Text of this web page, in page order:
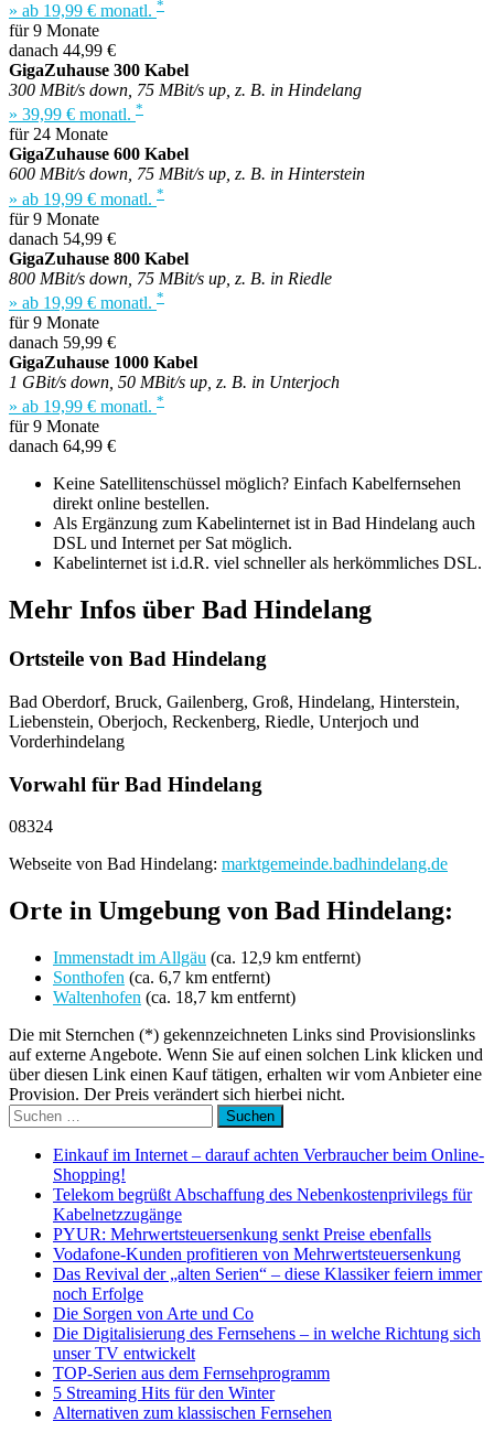
» ab 19,99 € monatl. *
für 9 Monate
danach 44,99 €
GigaZuhause 300 Kabel
300 MBit/s down, 75 MBit/s up, z. B. in Hindelang
» 39,99 € monatl. *
für 24 Monate
GigaZuhause 600 Kabel
600 MBit/s down, 75 MBit/s up, z. B. in Hinterstein
» ab 19,99 € monatl. *
für 9 Monate
danach 54,99 €
GigaZuhause 800 Kabel
800 MBit/s down, 75 MBit/s up, z. B. in Riedle
» ab 19,99 € monatl. *
für 9 Monate
danach 59,99 €
GigaZuhause 1000 Kabel
1 GBit/s down, 50 MBit/s up, z. B. in Unterjoch
» ab 19,99 € monatl. *
für 9 Monate
danach 64,99 €
Keine Satellitenschüssel möglich? Einfach Kabelfernsehen
direkt online bestellen.
Als Ergänzung zum Kabelinternet ist in Bad Hindelang auch
DSL und Internet per Sat möglich.
Kabelinternet ist i.d.R. viel schneller als herkömmliches DSL.
Mehr Infos über Bad Hindelang
Ortsteile von Bad Hindelang
Bad Oberdorf, Bruck, Gailenberg, Groß, Hindelang, Hinterstein,
Liebenstein, Oberjoch, Reckenberg, Riedle, Unterjoch und
Vorderhindelang
Vorwahl für Bad Hindelang
08324
Webseite von Bad Hindelang: marktgemeinde.badhindelang.de
Orte in Umgebung von Bad Hindelang:
Immenstadt im Allgäu (ca. 12,9 km entfernt)
Sonthofen (ca. 6,7 km entfernt)
Waltenhofen (ca. 18,7 km entfernt)
Die mit Sternchen (*) gekennzeichneten Links sind Provisionslinks
auf externe Angebote. Wenn Sie auf einen solchen Link klicken und
über diesen Link einen Kauf tätigen, erhalten wir vom Anbieter eine
Provision. Der Preis verändert sich hierbei nicht.
Suchen
nach:
Einkauf im Internet – darauf achten Verbraucher beim Online-
Shopping!
Telekom begrüßt Abschaffung des Nebenkostenprivilegs für
Kabelnetzzugänge
PYUR: Mehrwertsteuersenkung senkt Preise ebenfalls
Vodafone-Kunden profitieren von Mehrwertsteuersenkung
Das Revival der „alten Serien“ – diese Klassiker feiern immer
noch Erfolge
Die Sorgen von Arte und Co
Die Digitalisierung des Fernsehens – in welche Richtung sich
unser TV entwickelt
TOP-Serien aus dem Fernsehprogramm
5 Streaming Hits für den Winter
Alternativen zum klassischen Fernsehen